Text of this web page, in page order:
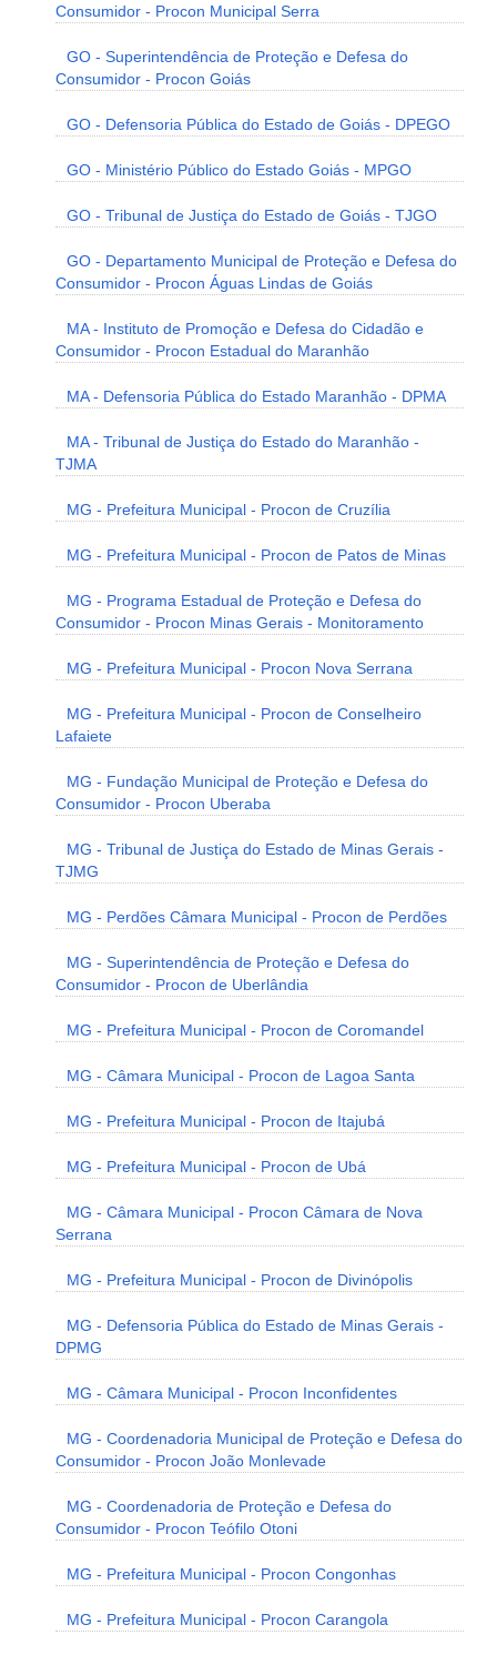
Consumidor - Procon Municipal Serra
GO - Superintendência de Proteção e Defesa do
Consumidor - Procon Goiás
GO - Defensoria Pública do Estado de Goiás - DPEGO
GO - Ministério Público do Estado Goiás - MPGO
GO - Tribunal de Justiça do Estado de Goiás - TJGO
GO - Departamento Municipal de Proteção e Defesa do
Consumidor - Procon Águas Lindas de Goiás
MA - Instituto de Promoção e Defesa do Cidadão e
Consumidor - Procon Estadual do Maranhão
MA - Defensoria Pública do Estado Maranhão - DPMA
MA - Tribunal de Justiça do Estado do Maranhão -
TJMA
MG - Prefeitura Municipal - Procon de Cruzília
MG - Prefeitura Municipal - Procon de Patos de Minas
MG - Programa Estadual de Proteção e Defesa do
Consumidor - Procon Minas Gerais - Monitoramento
MG - Prefeitura Municipal - Procon Nova Serrana
MG - Prefeitura Municipal - Procon de Conselheiro
Lafaiete
MG - Fundação Municipal de Proteção e Defesa do
Consumidor - Procon Uberaba
MG - Tribunal de Justiça do Estado de Minas Gerais -
TJMG
MG - Perdões Câmara Municipal - Procon de Perdões
MG - Superintendência de Proteção e Defesa do
Consumidor - Procon de Uberlândia
MG - Prefeitura Municipal - Procon de Coromandel
MG - Câmara Municipal - Procon de Lagoa Santa
MG - Prefeitura Municipal - Procon de Itajubá
MG - Prefeitura Municipal - Procon de Ubá
MG - Câmara Municipal - Procon Câmara de Nova
Serrana
MG - Prefeitura Municipal - Procon de Divinópolis
MG - Defensoria Pública do Estado de Minas Gerais -
DPMG
MG - Câmara Municipal - Procon Inconfidentes
MG - Coordenadoria Municipal de Proteção e Defesa do
Consumidor - Procon João Monlevade
MG - Coordenadoria de Proteção e Defesa do
Consumidor - Procon Teófilo Otoni
MG - Prefeitura Municipal - Procon Congonhas
MG - Prefeitura Municipal - Procon Carangola